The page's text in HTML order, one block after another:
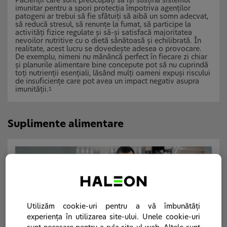
imunitar pentru a spori protecția împotriva agenților
patogeni ar trebui să fie sfătuiți să aibă un somn adecvat,
să reducă stresul, să renunțe la fumat, să participe la
activități fizice regulate și să-și satisfacă majoritatea
nevoilor nutritive cu o dietă sănătoasă și echilibrată. În
realitate, acest lucru se dovedește adesea o provocare.
De exemplu, nimeni nu mănâncă perfect în fiecare zi chiar
și planurile alimentare bine concepute pot să nu cuprindă
toți nutrienții esențiali, lăsând mulți oameni expuși riscului
de insuficiențe care pot avea un impact negativ asupra
imunității.1
Suplimente alimentare
Utilizăm cookie-uri pentru a vă îmbunătăți
experiența în utilizarea site-ului. Unele cookie-uri